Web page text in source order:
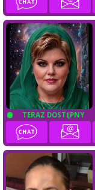
TERAZ DOSTĘPNY